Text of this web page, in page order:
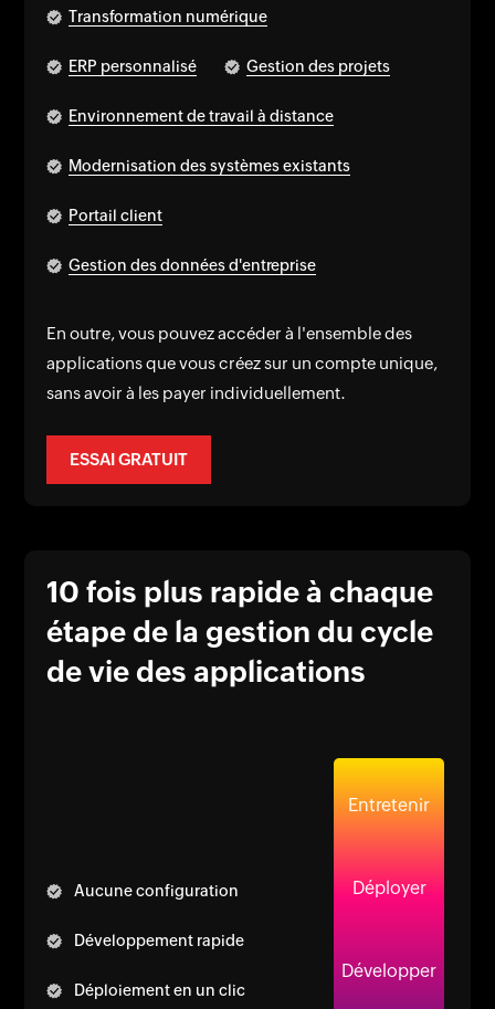
Transformation numérique
ERP personnalisé Gestion des projets
Environnement de travail à distance
Modernisation des systèmes existants
Portail client
Gestion des données d'entreprise
En outre, vous pouvez accéder à l'ensemble des
applications que vous créez sur un compte unique,
sans avoir à les payer individuellement.
ESSAI GRATUIT
10 fois plus rapide à chaque
étape de la gestion du cycle
de vie des applications
Aucune configuration
Développement rapide
Déploiement en un clic
Entretenir
Déployer
Développer